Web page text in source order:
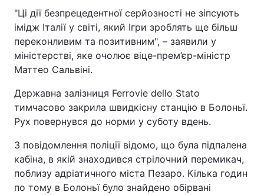
Тема оформлення
"Ці дії безпрецедентної серйозності не зіпсують
імідж Італії у світі, який Ігри зроблять ще більш
переконливим та позитивним", – заявили у
міністерстві, яке очолює віце-прем’єр-міністр
Маттео Сальвіні.
Державна залізниця Ferrovie dello Stato
тимчасово закрила швидкісну станцію в Болоньї.
Рух повернувся до норми у суботу вдень.
З повідомлення поліції відомо, що була підпалена
кабіна, в якій знаходився стрілочний перемикач,
поблизу адріатичного міста Пезаро. Кілька годин
по тому в Болоньї було знайдено обірвані